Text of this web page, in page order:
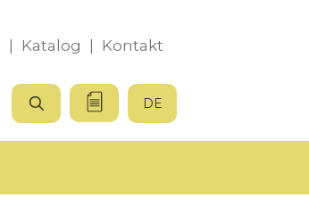
Katalog Kontakt
DE